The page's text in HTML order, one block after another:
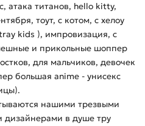
атака титанов, hello kitty,
тоут, с котом, с хелоу
kids ), импровизация, с
и прикольные шоппер
для мальчиков, девочек
большая anime - унисекс
нашими трезвыми
в душе тру